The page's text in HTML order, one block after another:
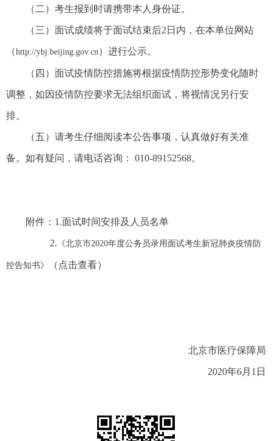
（二）考生报到时请携带本人身份证。
（三）面试成绩将于面试结束后2日内，在本单位网站
（http://ybj.beijing.gov.cn）进行公示。
（四）面试疫情防控措施将根据疫情防控形势变化随时
调整，如因疫情防控要求无法组织面试，将视情况另行安
排。
（五）请考生仔细阅读本公告事项，认真做好有关准
备。如有疑问，请电话咨询： 010-89152568。
附件：1.面试时间安排及人员名单
2. 《北京市2020年度公务员录用面试考生新冠肺炎疫情防
控告知书》 （点击查看）
北京市医疗保障局
2020年6月1日